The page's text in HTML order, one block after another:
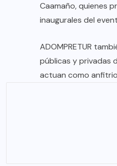
Caamaño, quienes
inaugurales del
ADOMPRETUR
públicas y privadas
actuan como